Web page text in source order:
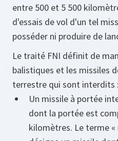
entre 500 et 5 500
d'essais de vol d'un tel
posséder ni produire de
Le traité FNI définit de
balistiques et les missiles
terrestre qui sont interdits :
Un missile à portée
dont la portée est
kilomètres. Le terme